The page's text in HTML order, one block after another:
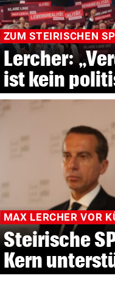
ZUM STEIRISCHEN
Lercher:
ist kein
MAX LERCHER VOR
Steirische
Kern